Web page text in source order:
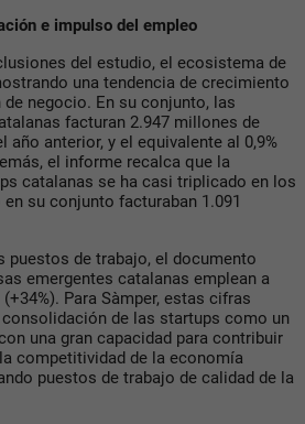
e impulso del empleo
del estudio, el ecosistema de
una tendencia de crecimiento
negocio. En su conjunto, las
facturan 2.947 millones de
año anterior, y el equivalente al 0,9%
el informe recalca que la
catalanas se ha casi triplicado en los
su conjunto facturaban 1.091
puestos de trabajo, el documento
emergentes catalanas emplean a
Para Sàmper, estas cifras
de las startups como un
una gran capacidad para contribuir
competitividad de la economía
puestos de trabajo de calidad de la